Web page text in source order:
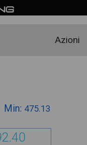
Azioni
Min: 475.13